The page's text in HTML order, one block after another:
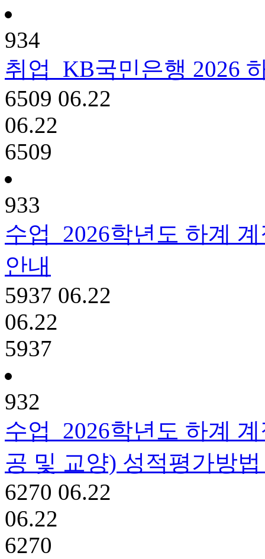
934
취업
KB국민은행 2026
6509 06.22
06.22
6509
933
수업
2026학년도 하계
안내
5937 06.22
06.22
5937
932
수업
2026학년도 하계
공 및 교양) 성적평가방
6270 06.22
06.22
6270